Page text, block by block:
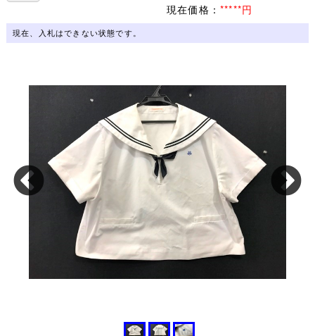
現在価格： *****円
現在、入札はできない状態です。